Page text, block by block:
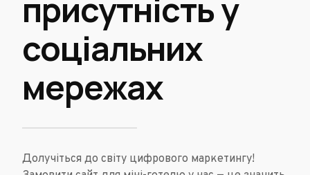
присутність у
соціальних
мережах
Долучіться до світу цифрового маркетингу!